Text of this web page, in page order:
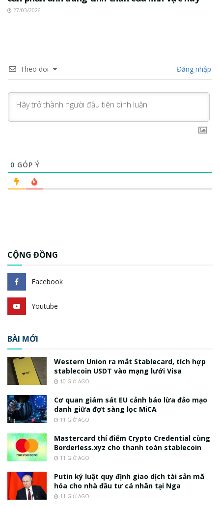
27/03/2026
Theo dõi Đăng nhập
0 GÓP Ý
CỘNG ĐỒNG
Facebook
Youtube
BÀI MỚI
Western Union ra mắt Stablecard, tích hợp
stablecoin USDT vào mạng lưới Visa
10 GIỜ AGO
Cơ quan giám sát EU cảnh báo lừa đảo mạo
danh giữa đợt sàng lọc MiCA
11 GIỜ AGO
Mastercard thí điểm Crypto Credential cùng
Borderless.xyz cho thanh toán stablecoin
11 GIỜ AGO
Putin ký luật quy định giao dịch tài sản mã
hóa cho nhà đầu tư cá nhân tại Nga
11 GIỜ AGO